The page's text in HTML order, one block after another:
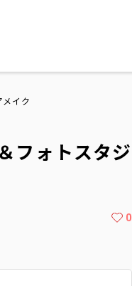
イク
フォトスタジ
0